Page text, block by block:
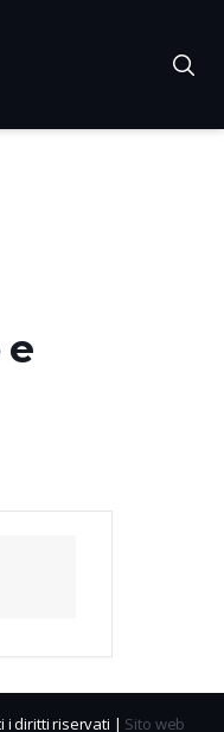
e
i diritti riservati | Sito web